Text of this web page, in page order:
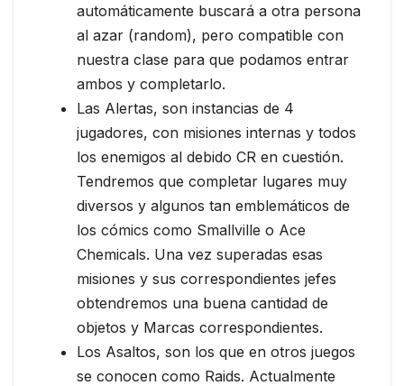
automáticamente buscará a otra persona
al azar (random), pero compatible con
nuestra clase para que podamos entrar
ambos y completarlo.
Las Alertas, son instancias de 4
jugadores, con misiones internas y todos
los enemigos al debido CR en cuestión.
Tendremos que completar lugares muy
diversos y algunos tan emblemáticos de
los cómics como Smallville o Ace
Chemicals. Una vez superadas esas
misiones y sus correspondientes jefes
obtendremos una buena cantidad de
objetos y Marcas correspondientes.
Los Asaltos, son los que en otros juegos
se conocen como Raids. Actualmente